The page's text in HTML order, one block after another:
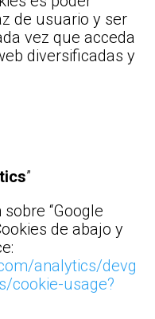
de usuario y ser
vez que acceda
diversificadas y
”
“Google
de abajo y
analytics/devg
cookie-usage?